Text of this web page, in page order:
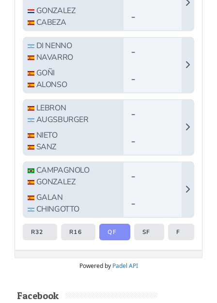
Powered by Padel API
Facebook